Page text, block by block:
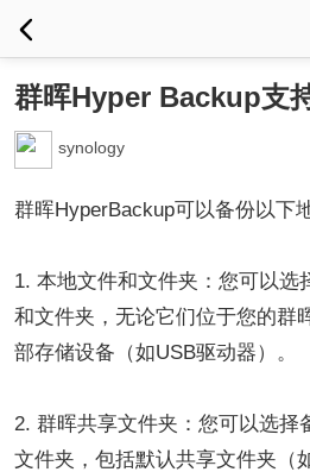
群晖Hyper Backup支
synology
群晖HyperBackup可以备份以下
1. 本地文件和文件夹：您可以选
和文件夹，无论它们位于您的群
部存储设备（如USB驱动器）。
2. 群晖共享文件夹：您可以选择
文件夹，包括默认共享文件夹（